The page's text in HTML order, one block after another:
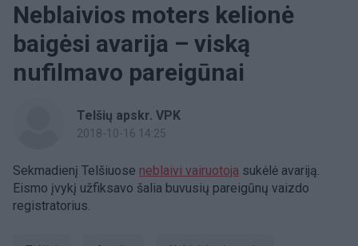
Neblaivios moters kelionė
baigėsi avarija – viską
nufilmavo pareigūnai
Telšių apskr. VPK
2018-10-16 14:25
Sekmadienį Telšiuose neblaivi vairuotoja sukėlė avariją.
Eismo įvykį užfiksavo šalia buvusių pareigūnų vaizdo
registratorius.